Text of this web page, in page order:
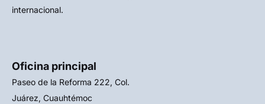
internacional.
Oficina principal
Paseo de la Reforma 222, Col.
Juárez, Cuauhtémoc